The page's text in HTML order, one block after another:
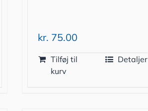
kr. 75.00
Tilføj til
kurv
Detaljer